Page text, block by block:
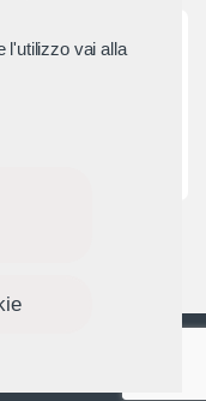
l'utilizzo vai alla